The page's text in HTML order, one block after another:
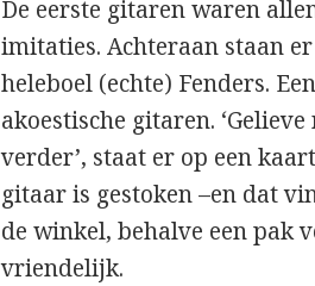
De eerste gitaren waren
imitaties. Achteraan staan
heleboel (echte) Fenders.
akoestische gitaren.
verder’, staat er op een
gitaar is gestoken –en dat
de winkel, behalve een pak
vriendelijk.